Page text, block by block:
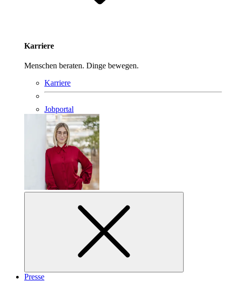
Karriere
Menschen beraten. Dinge bewegen.
Karriere
Jobportal
Presse